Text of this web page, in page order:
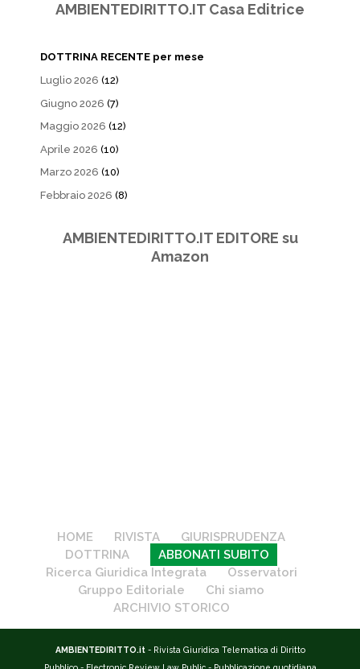
AMBIENTEDIRITTO.IT Casa Editrice
DOTTRINA RECENTE per mese
Luglio 2026 (12)
Giugno 2026 (7)
Maggio 2026 (12)
Aprile 2026 (10)
Marzo 2026 (10)
Febbraio 2026 (8)
AMBIENTEDIRITTO.IT EDITORE su
Amazon
HOME RIVISTA
GIURISPRUDENZA
DOTTRINA
ABBONATI SUBITO
Ricerca Giuridica Integrata
Osservatori
Gruppo Editoriale
Chi siamo
ARCHIVIO STORICO
AMBIENTEDIRITTO.it - Rivista Giuridica Telematica di Diritto